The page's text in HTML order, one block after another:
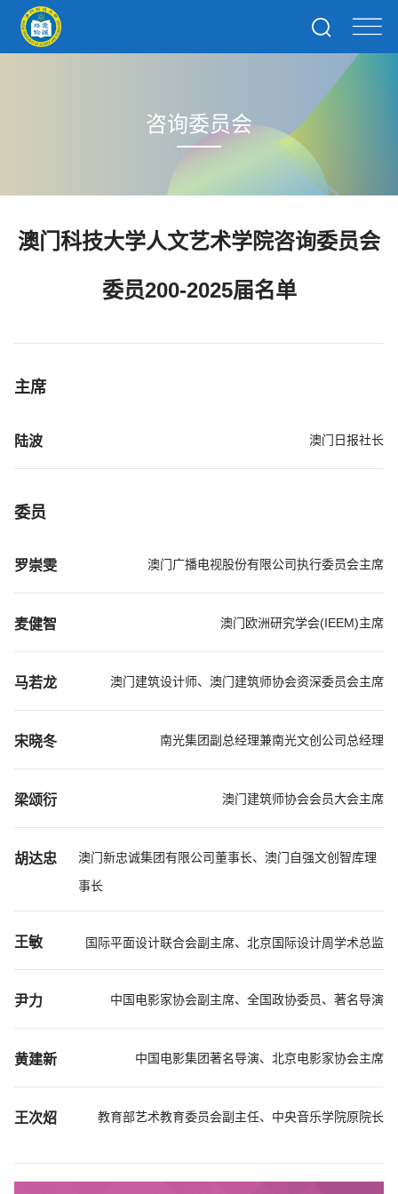
咨询委员会
澳门科技大学人文艺术学院咨询委员会
委员200-2025届名单
主席
陆波 澳门日报社长
委员
罗崇雯 澳门广播电视股份有限公司执行委员会主席
麦健智 澳门欧洲研究学会(IEEM)主席
马若龙 澳门建筑设计师、澳门建筑师协会资深委员会主席
宋晓冬 南光集团副总经理兼南光文创公司总经理
梁颂衍 澳门建筑师协会会员大会主席
胡达忠
澳门新忠诚集团有限公司董事长、澳门自强文创智库理
事长
王敏 国际平面设计联合会副主席、北京国际设计周学术总监
尹力 中国电影家协会副主席、全国政协委员、著名导演
黄建新 中国电影集团著名导演、北京电影家协会主席
王次炤 教育部艺术教育委员会副主任、中央音乐学院原院长